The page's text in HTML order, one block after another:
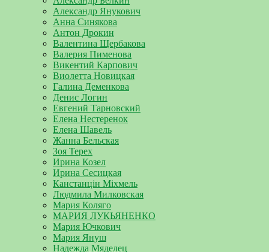
Александр Янукович
Анна Синякова
Антон Дрокин
Валентина Щербакова
Валерия Пименова
Викентий Карпович
Виолетта Новицкая
Галина Деменкова
Денис Логин
Евгений Тарновский
Елена Нестеренок
Елена Шавель
Жанна Бельская
Зоя Терех
Ирина Козел
Ирина Сесицкая
Канстанцін Міхмель
Людмила Милковская
Мария Коляго
МАРИЯ ЛУКЬЯНЕНКО
Мария Ючкович
Мария Януш
Надежда Мяделец